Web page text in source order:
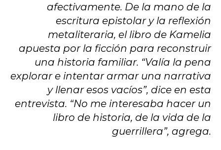
afectivamente. De la mano de la
escritura epistolar y la reflexión
metaliteraria, el libro de Kamelia
apuesta por la ficción para reconstruir
una historia familiar. “Valía la pena
explorar e intentar armar una narrativa
y llenar esos vacíos”, dice en esta
entrevista. “No me interesaba hacer un
libro de historia, de la vida de la
guerrillera”, agrega.